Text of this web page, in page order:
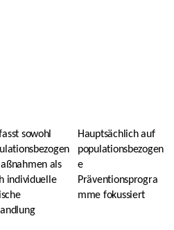
sowohl
als
individuelle
Hauptsächlich auf
populationsbezogen
e
Präventionsprogra
mme fokussiert